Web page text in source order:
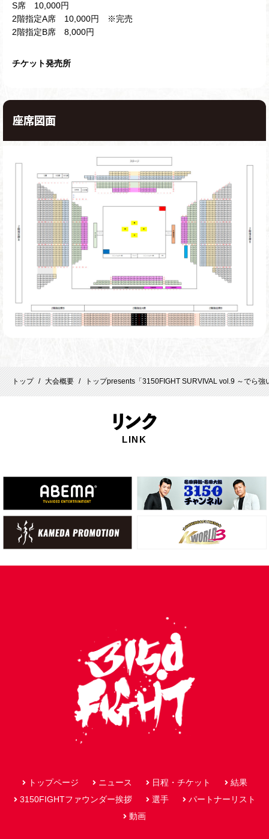
S席 10,000円
2階指定A席 10,000円 ※完売
2階指定B席 8,000円
チケット発売所
座席図面
トップ / 大会概要 / トップpresents「3150FIGHT SURVIVAL vol.9 ～でら
リンク
LINK
トップページ ニュース 日程・チケット
結果
3150FIGHTファウンダー挨拶
選手
パートナーリスト
動画